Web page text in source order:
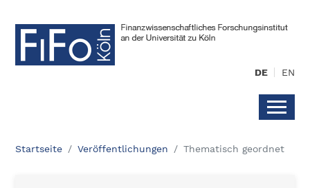
DE EN
Startseite Veröffentlichungen Thematisch geordnet